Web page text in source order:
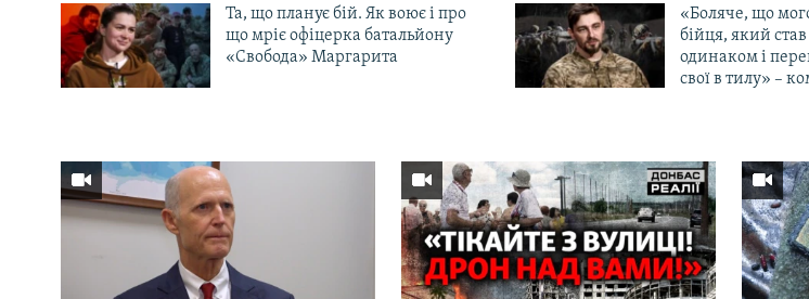
Та, що планує бій. Як воює і про
що мріє офіцерка батальйону
«Свобода» Маргарита
«Боляче, що
бійця, який
одинаком і
свої в тилу» –